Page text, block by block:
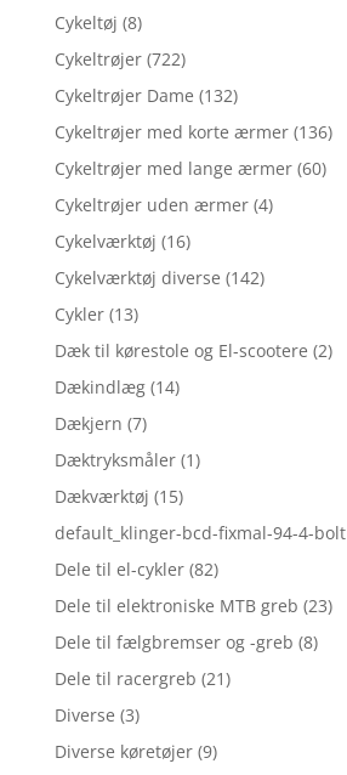
Cykeltøj (8)
Cykeltrøjer (722)
Cykeltrøjer Dame (132)
Cykeltrøjer med korte ærmer (136)
Cykeltrøjer med lange ærmer (60)
Cykeltrøjer uden ærmer (4)
Cykelværktøj (16)
Cykelværktøj diverse (142)
Cykler (13)
Dæk til kørestole og El-scootere (2)
Dækindlæg (14)
Dækjern (7)
Dæktryksmåler (1)
Dækværktøj (15)
default_klinger-bcd-fixmal-94-4-bolt
Dele til el-cykler (82)
Dele til elektroniske MTB greb (23)
Dele til fælgbremser og -greb (8)
Dele til racergreb (21)
Diverse (3)
Diverse køretøjer (9)